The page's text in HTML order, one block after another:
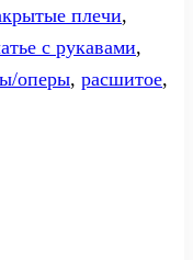
плечи,
с рукавами,
оперы, расшитое,